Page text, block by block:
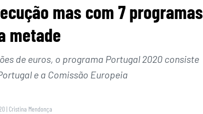
mas com 7 programas
metade
de euros, o programa Portugal 2020 consiste
e a Comissão Europeia
| Cristina Mendonça